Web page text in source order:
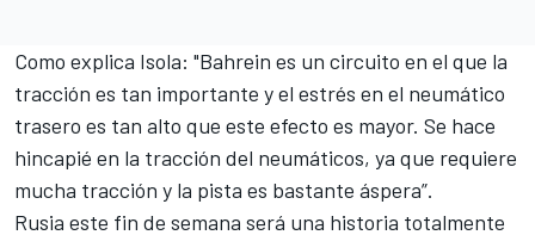
Como explica Isola: "Bahrein es un circuito en el que la
tracción es tan importante y el estrés en el neumático
trasero es tan alto que este efecto es mayor. Se hace
hincapié en la tracción del neumáticos, ya que requiere
mucha tracción y la pista es bastante áspera”.
Rusia este fin de semana será una historia totalmente